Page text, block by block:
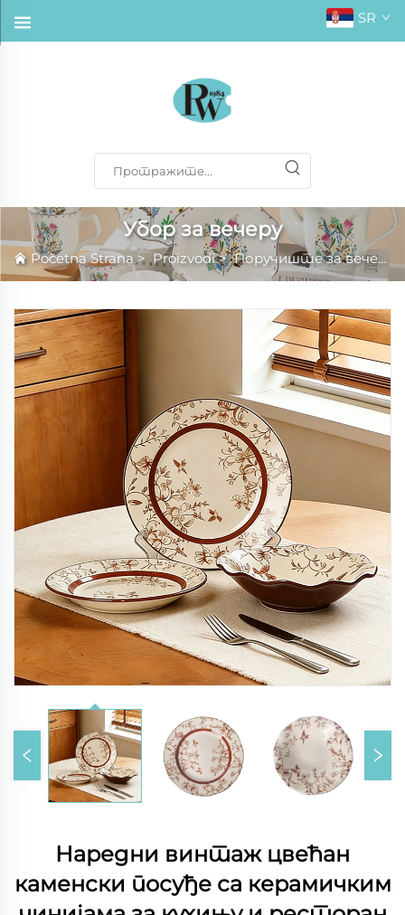
SR
Убор за вечеру
Početna Strana>Proizvodi>Поручиште за вечеру
Наредни винтаж цвећан
каменски посуђе са керамичким